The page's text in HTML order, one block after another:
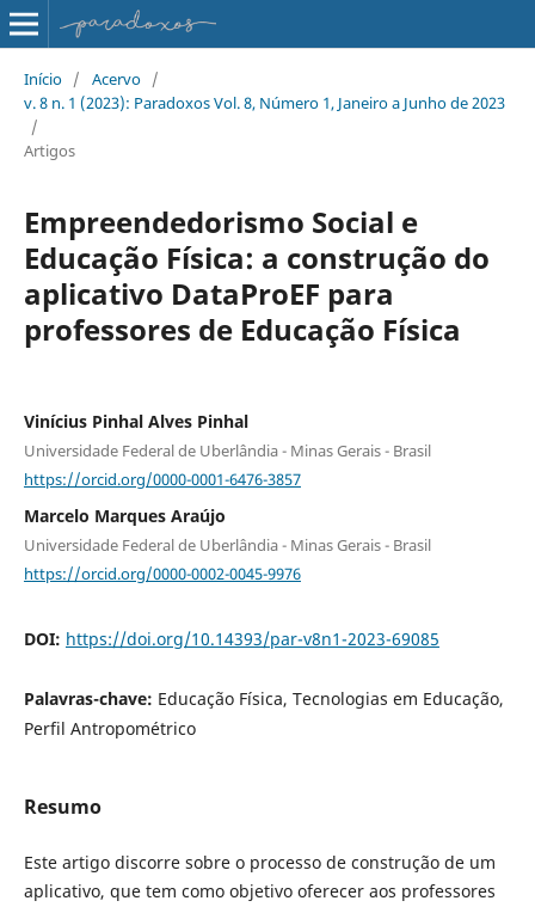
Início / Acervo /
v. 8 n. 1 (2023): Paradoxos Vol. 8, Número 1, Janeiro a Junho de 2023
/
Artigos
Empreendedorismo Social e
Educação Física: a construção do
aplicativo DataProEF para
professores de Educação Física
Vinícius Pinhal Alves Pinhal
Universidade Federal de Uberlândia - Minas Gerais - Brasil
https://orcid.org/0000-0001-6476-3857
Marcelo Marques Araújo
Universidade Federal de Uberlândia - Minas Gerais - Brasil
https://orcid.org/0000-0002-0045-9976
DOI: https://doi.org/10.14393/par-v8n1-2023-69085
Palavras-chave: Educação Física, Tecnologias em Educação,
Perfil Antropométrico
Resumo
Este artigo discorre sobre o processo de construção de um
aplicativo, que tem como objetivo oferecer aos professores